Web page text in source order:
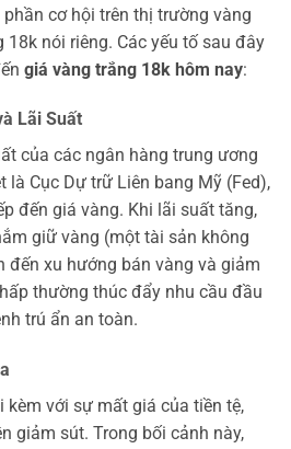
cơ hội trên thị trường vàng
18k nói riêng. Các yếu tố sau đây
giá vàng trắng 18k hôm nay:
Lãi Suất
của các ngân hàng trung ương
là Cục Dự trữ Liên bang Mỹ (Fed),
đến giá vàng. Khi lãi suất tăng,
giữ vàng (một tài sản không
đến xu hướng bán vàng và giảm
thường thúc đẩy nhu cầu đầu
trú ẩn an toàn.
với sự mất giá của tiền tệ,
giảm sút. Trong bối cảnh này,